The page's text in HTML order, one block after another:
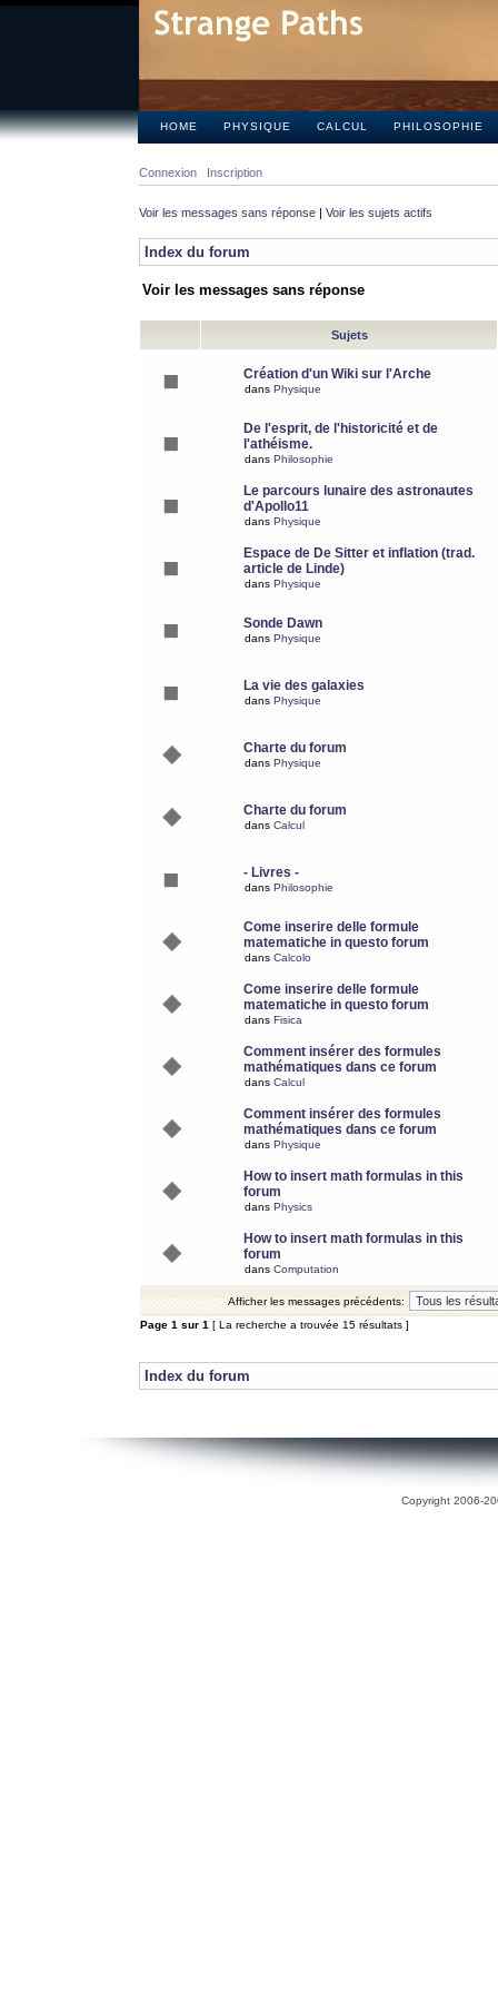
HOME PHYSIQUE CALCUL PHILOSOPHIE
Connexion Inscription
Voir les messages sans réponse | Voir les sujets actifs
Index du forum
Voir les messages sans réponse
Sujets
Création d'un Wiki sur l'Arche
dans Physique
De l'esprit, de l'historicité et de
l'athéisme.
dans Philosophie
Le parcours lunaire des astronautes
d'Apollo11
dans Physique
Espace de De Sitter et inflation (trad.
article de Linde)
dans Physique
Sonde Dawn
dans Physique
La vie des galaxies
dans Physique
Charte du forum
dans Physique
Charte du forum
dans Calcul
- Livres -
dans Philosophie
Come inserire delle formule
matematiche in questo forum
dans Calcolo
Come inserire delle formule
matematiche in questo forum
dans Fisica
Comment insérer des formules
mathématiques dans ce forum
dans Calcul
Comment insérer des formules
mathématiques dans ce forum
dans Physique
How to insert math formulas in this
forum
dans Physics
How to insert math formulas in this
forum
dans Computation
Afficher les messages précédents:
Page 1 sur 1 [ La recherche a trouvée 15 résultats ]
Index du forum
Copyright 2006-